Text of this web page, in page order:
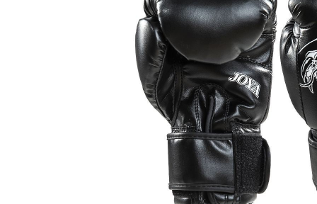
Brazilian Jiu jitsu
Voor
Bokszak
bokszak
Stoot- en